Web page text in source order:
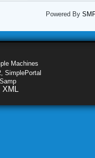
Powered By
Machines
SimplePortal
XML